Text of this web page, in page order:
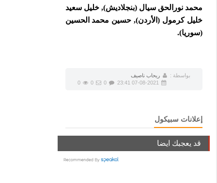
محمد نورالحق سيال (بنجلاديش), خليل سعيد
خليل كرمول (الأردن), حسين محمد الحسين
(سوريا).
بواسطة :
ريحاب ناصيف
0
0
إعلانات سبيكول
قد يعجبك ايضا